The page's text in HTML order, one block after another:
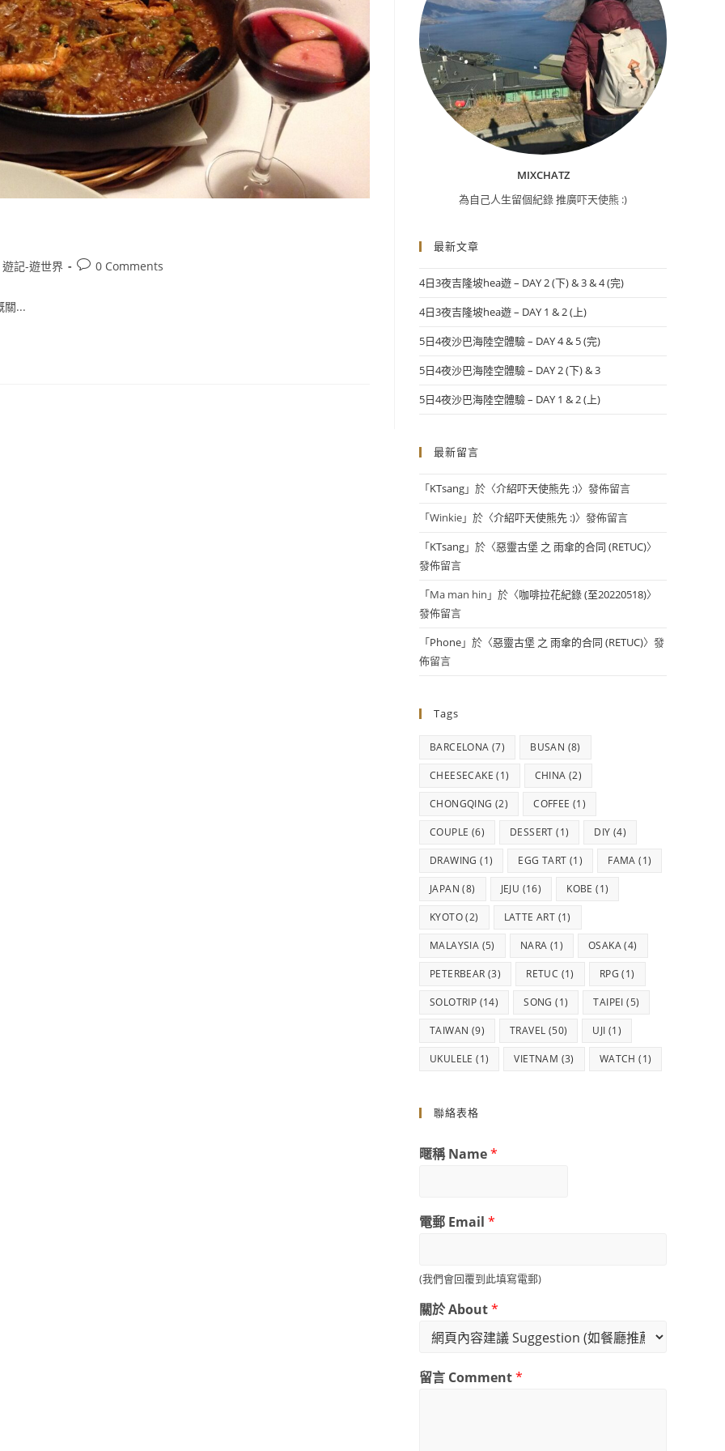
遊記-遊世界
Post0 Comments
關...
MIXCHATZ
為自己人生留個紀錄 推廣吓天使熊 :)
最新文章
4日3夜吉隆坡hea遊 – DAY 2 (下) & 3 & 4 (完)
4日3夜吉隆坡hea遊 – DAY 1 & 2 (上)
5日4夜沙巴海陸空體驗 – DAY 4 & 5 (完)
5日4夜沙巴海陸空體驗 – DAY 2 (下) & 3
5日4夜沙巴海陸空體驗 – DAY 1 & 2 (上)
最新留言
「KTsang」於〈介紹吓天使熊先 :)〉發佈留言
「Winkie」於〈介紹吓天使熊先 :)〉發佈留言
「KTsang」於〈惡靈古堡 之 雨傘的合同 (RETUC)〉
發佈留言
「Ma man hin 」於〈咖啡拉花紀錄 (至20220518)〉
發佈留言
「Phone」於〈惡靈古堡 之 雨傘的合同 (RETUC)〉發
佈留言
Tags
BARCELONA (7) BUSAN (8)
CHEESECAKE (1) CHINA (2)
CHONGQING (2) COFFEE (1)
COUPLE (6) DESSERT (1) DIY (4)
DRAWING (1) EGG TART (1) FAMA (1)
JAPAN (8) JEJU (16) KOBE (1)
KYOTO(2) LATTE ART (1)
MALAYSIA (5) NARA (1) OSAKA(4)
PETERBEAR (3) RETUC (1) RPG (1)
SOLOTRIP (14) SONG (1) TAIPEI (5)
TAIWAN (9) TRAVEL (50) UJI (1)
UKULELE (1) VIETNAM (3) WATCH (1)
聯絡表格
暱稱 Name*
電郵 Email *
(我們會回覆到此填寫電郵)
關於 About*
留言 Comment*